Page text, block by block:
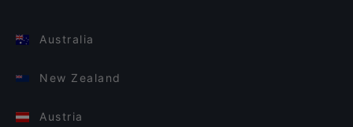
Australia
New Zealand
Austria